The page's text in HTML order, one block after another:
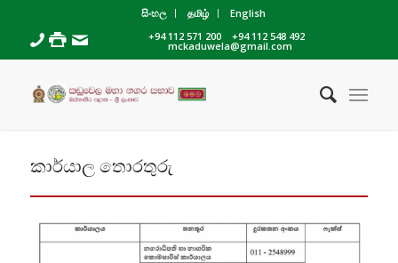
සිංහල தமிழ்
English
+94 112 571 200
+94 112 548 492
mckaduwela@gmail.com
කාර්යාල තොරතුරු